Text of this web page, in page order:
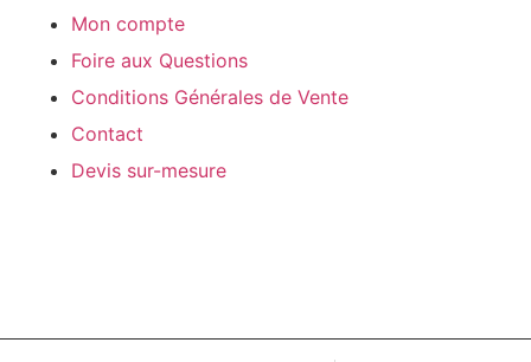
Mon compte
Foire aux Questions
Conditions Générales de Vente
Contact
Devis sur-mesure